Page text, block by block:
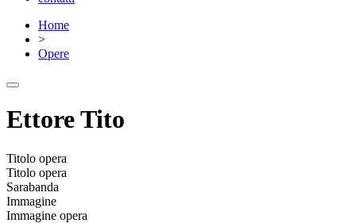
Home
>
Opere
Ettore Tito
Titolo opera
Titolo opera
Sarabanda
Immagine
Immagine opera